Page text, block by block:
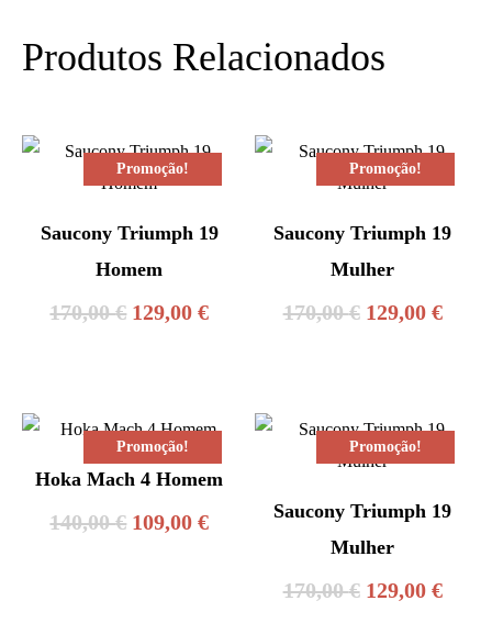
Produtos Relacionados
Promoção!
Saucony Triumph 19
Homem
170,00€ O
era:
170,00 €.
129,00€O
é:
129,00 €.
Promoção!
Saucony Triumph 19
Mulher
170,00€ O
era:
170,00 €.
129,00 €O
é:
Promoção!
Hoka Mach 4 Homem
140,00€ O
109,00€O
Promoção!
Saucony Triumph 19
Mulher
170,00€ O
129,00 €O